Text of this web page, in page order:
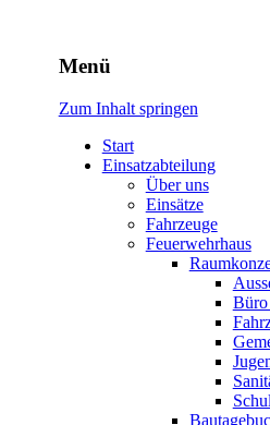
Freiwillige
Menü
Zum Inhalt springen
Start
Einsatzabteilung
Über uns
Einsätze
Fahrzeuge
Feuerwehrhaus